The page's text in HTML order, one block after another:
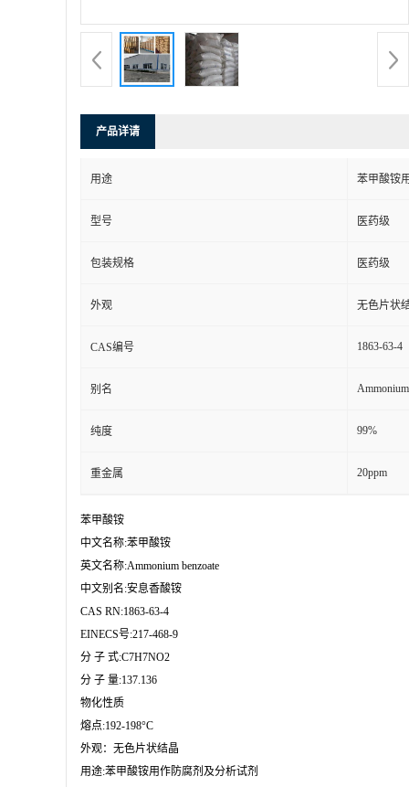
产品详请
用途 苯甲酸铵
型号 医药级
包装规格 医药级
外观 无色片状
CAS编号 1863-63-4
别名
纯度 99%
重金属 20ppm
苯甲酸铵
中文名称:苯甲酸铵
英文名称:Ammonium benzoate
中文别名:安息香酸铵
CAS RN:1863-63-4
EINECS号:217-468-9
分 子 式:C7H7NO2
分 子 量:137.136
物化性质
熔点:192-198°C
外观：无色片状结晶
用途:苯甲酸铵用作防腐剂及分析试剂